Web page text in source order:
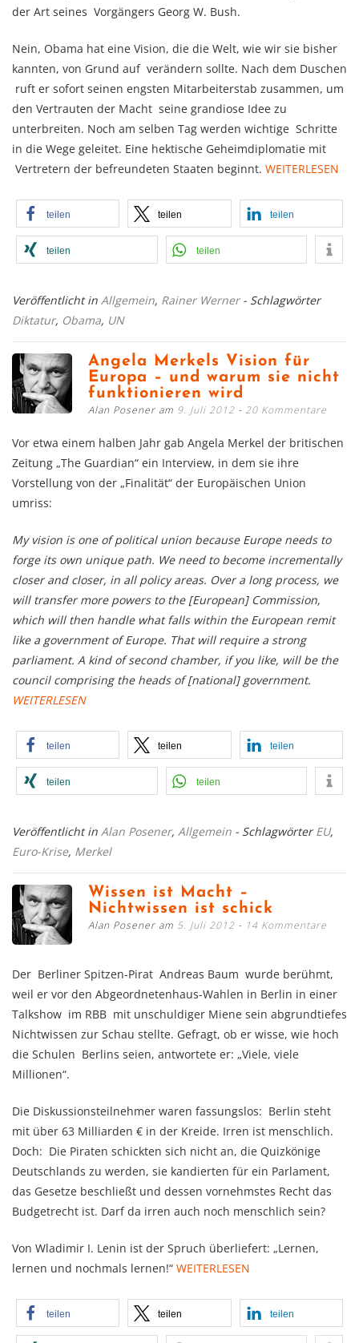
der Art seines Vorgängers Georg W. Bush.
Nein, Obama hat eine Vision, die die Welt, wie wir sie bisher
kannten, von Grund auf verändern sollte. Nach dem Duschen
ruft er sofort seinen engsten Mitarbeiterstab zusammen, um
den Vertrauten der Macht seine grandiose Idee zu
unterbreiten. Noch am selben Tag werden wichtige Schritte
in die Wege geleitet. Eine hektische Geheimdiplomatie mit
Vertretern der befreundeten Staaten beginnt. WEITERLESEN
teilen teilen teilen
teilen teilen
Veröffentlicht in Allgemein, Rainer Werner - Schlagwörter
Diktatur, Obama, UN
Angela Merkels Vision für
Europa – und warum sie nicht
funktionieren wird
Alan Posener am 9. Juli 2012 20 Kommentare
Vor etwa einem halben Jahr gab Angela Merkel der britischen
Zeitung „The Guardian“ ein Interview, in dem sie ihre
Vorstellung von der „Finalität“ der Europäischen Union
umriss:
My vision is one of political union because Europe needs to
forge its own unique path. We need to become incrementally
closer and closer, in all policy areas. Over a long process, we
will transfer more powers to the [European] Commission,
which will then handle what falls within the European remit
like a government of Europe. That will require a strong
parliament. A kind of second chamber, if you like, will be the
council comprising the heads of [national] government.
WEITERLESEN
teilen teilen teilen
teilen teilen
Veröffentlicht in Alan Posener, Allgemein - SchlagwörterEU,
Euro-Krise, Merkel
Wissen ist Macht –
Nichtwissen ist schick
Alan Posener am 5. Juli 2012 14 Kommentare
Der Berliner Spitzen-Pirat Andreas Baum wurde berühmt,
weil er vor den Abgeordnetenhaus-Wahlen in Berlin in einer
Talkshow im RBB mit unschuldiger Miene sein abgrundtiefes
Nichtwissen zur Schau stellte. Gefragt, ob er wisse, wie hoch
die Schulen Berlins seien, antwortete er: „Viele, viele
Millionen“.
Die Diskussionsteilnehmer waren fassungslos: Berlin steht
mit über 63 Milliarden € in der Kreide. Irren ist menschlich.
Doch: Die Piraten schickten sich nicht an, die Quizkönige
Deutschlands zu werden, sie kandierten für ein Parlament,
das Gesetze beschließt und dessen vornehmstes Recht das
Budgetrecht ist. Darf da irren auch noch menschlich sein?
Von Wladimir I. Lenin ist der Spruch überliefert: „Lernen,
lernen und nochmals lernen!“ WEITERLESEN
teilen teilen teilen